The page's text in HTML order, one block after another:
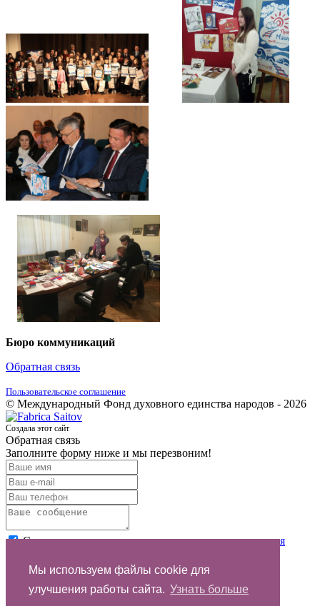
Мы используем файлы cookie для
улучшения работы сайта. Узнать больше
Бюро коммуникаций
Обратная связь
Пользовательское соглашение
© Международный Фонд духовного единства народов - 2026
Создала этот сайт
Обратная связь
Заполните форму ниже и мы перезвоним!
Согласен с условиямипользовательского соглашения
Спасибо за обращение